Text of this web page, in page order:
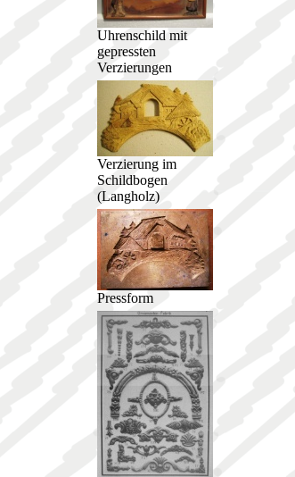
Uhrenschild mit
gepressten
Verzierungen
Verzierung im
Schildbogen
(Langholz)
Pressform